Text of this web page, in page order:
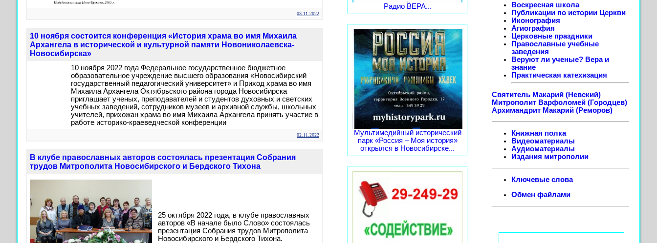
03.11.2022
10 ноября состоится конференция «История храма во имя Михаила
Архангела в исторической и культурной памяти Новониколаевска-
Новосибирска»
10 ноября 2022 года Федеральное государственное бюджетное
образовательное учреждение высшего образования «Новосибирский
государственный педагогический университет» и Приход храма во имя
Михаила Архангела Октябрьского района города Новосибирска
приглашает ученых, преподавателей и студентов духовных и светских
учебных заведений, сотрудников музеев и архивной службы, школьных
учителей, прихожан храма во имя Михаила Архангела принять участие в
работе историко-краеведческой конференции
02.11.2022
В клубе православных авторов состоялась презентация Собрания
трудов Митрополита Новосибирского и Бердского Тихона
25 октября 2022 года, в клубе православных
авторов «В начале было Слово» состоялась
презентация Собрания трудов Митрополита
Новосибирского и Бердского Тихона.
Радио ВЕРА...
Мультимедийный исторический
парк «Россия – Моя история»
открылся в Новосибирске...
Воскресная школа
Публикации по истории Церкви
Иконография
Агиография
Церковные праздники
Православные учебные
заведения
Веруют ли ученые? Вера и
знание
Практическая катехизация
Святитель Макарий (Невский)
Митрополит Варфоломей (Городцев)
Архимандрит Макарий (Реморов)
Книжная полка
Видеоматериалы
Аудиоматериалы
Издания митрополии
Ключевые слова
Обмен файлами